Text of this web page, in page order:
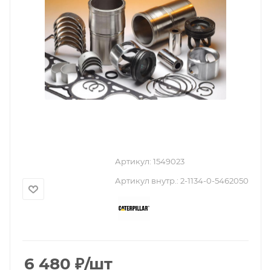
Артикул: 1549023
Артикул внутр.: 2-1134-0-5462050
6 480 ₽/шт